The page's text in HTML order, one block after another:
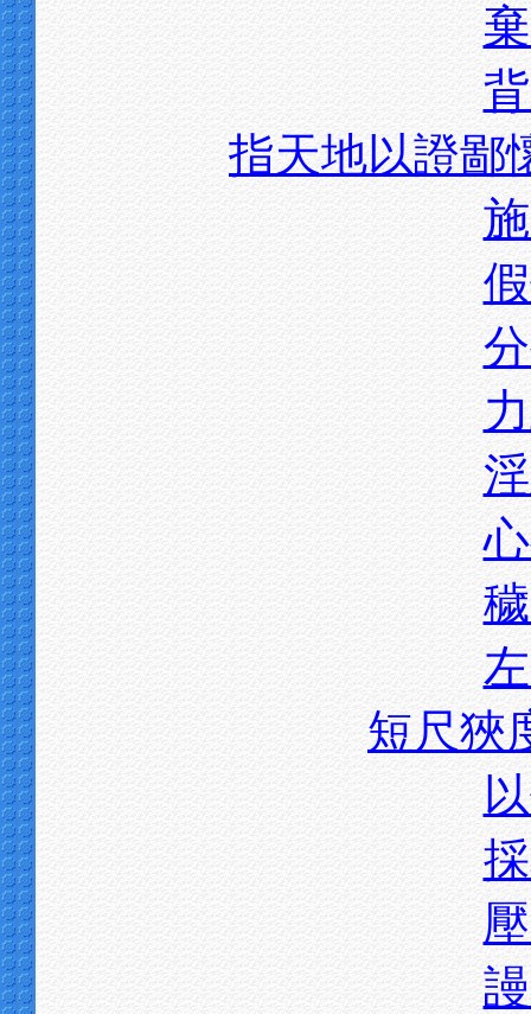
指天地以證鄙
短尺狹